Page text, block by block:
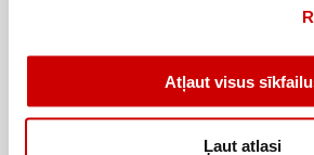
Atļaut visus
Ļaut atlasi